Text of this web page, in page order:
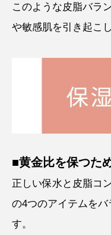
このような皮脂バラ
や敏感肌を引き起こ
■黄金比を保つた
正しい保水と皮脂コ
の4つのアイテムを
す。